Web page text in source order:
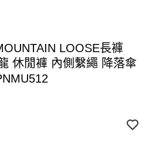
LOOSE長褲
休閒褲 內側繫繩 降落傘